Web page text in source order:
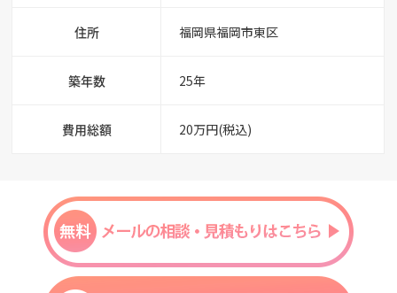
住所 福岡県福岡市東区
築年数 25年
費用総額 20万円(税込)